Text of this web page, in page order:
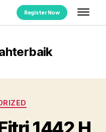
Register Now